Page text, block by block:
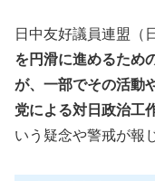
日中友好議員連盟（
を円滑に進めるため
が、一部でその活動
党による対日政治工
いう疑念や警戒が報